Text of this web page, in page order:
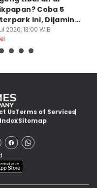
Coba 5
Ini, Dijamin
Betah
2026, 13:00 WIB
UsTerms of Services
IndexSitemap